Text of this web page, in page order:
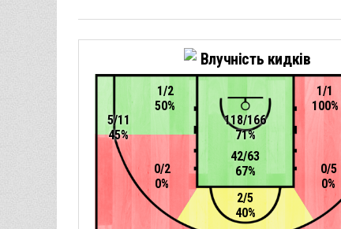
Влучність кидків
2/5
40%
0/2
0%
1/2
50%
0/5
0%
42/63
67%
118/166
71%
1/1
100%
5/11
45%